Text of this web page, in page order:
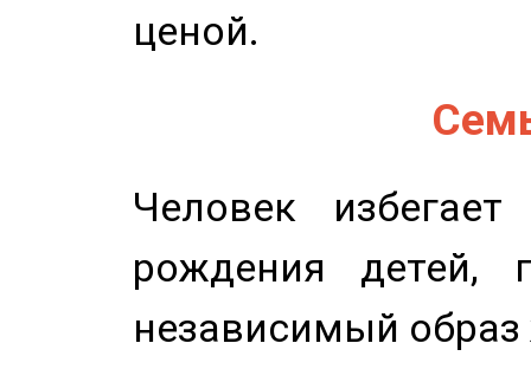
ценой.
Человек
рождения детей,
независимый